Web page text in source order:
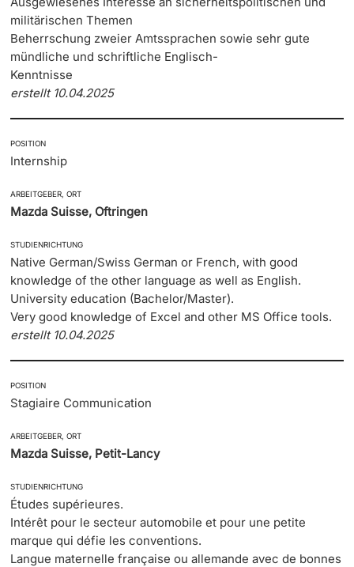
militärischen Themen
Beherrschung zweier Amtssprachen sowie sehr gute
mündliche und schriftliche Englisch-
Kenntnisse
erstellt 10.04.2025
POSITION
Internship
ARBEITGEBER, ORT
Mazda Suisse, Oftringen
STUDIENRICHTUNG
Native German/Swiss German or French, with good
knowledge of the other language as well as English.
University education (Bachelor/Master).
Very good knowledge of Excel and other MS Office tools.
erstellt 10.04.2025
POSITION
Stagiaire Communication
ARBEITGEBER, ORT
Mazda Suisse, Petit-Lancy
STUDIENRICHTUNG
Études supérieures.
Intérêt pour le secteur automobile et pour une petite
marque qui défie les conventions.
Langue maternelle française ou allemande avec de bonnes